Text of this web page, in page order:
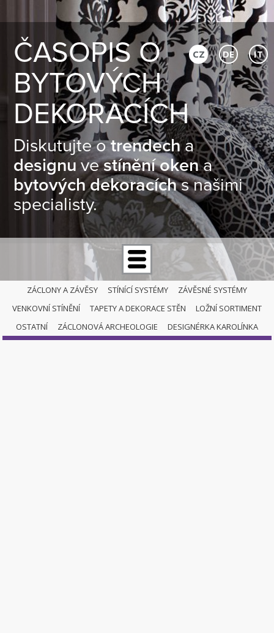
ČASOPIS O
BYTOVÝCH
DEKORACÍCH
Diskutujte otrendecha
designuvestínění okena
bytových dekoracíchs našimi
specialisty.
CZ DE IT
ZÁCLONY A ZÁVĚSY STÍNÍCÍ SYSTÉMY
ZÁVĚSNÉ SYSTÉMY
VENKOVNÍ STÍNĚNÍ
TAPETY A DEKORACE STĚN
LOŽNÍ SORTIMENT
OSTATNÍ
ZÁCLONOVÁ ARCHEOLOGIE DESIGNÉRKA KAROLÍNKA
DESIGNÉRKA KAROLÍNKA